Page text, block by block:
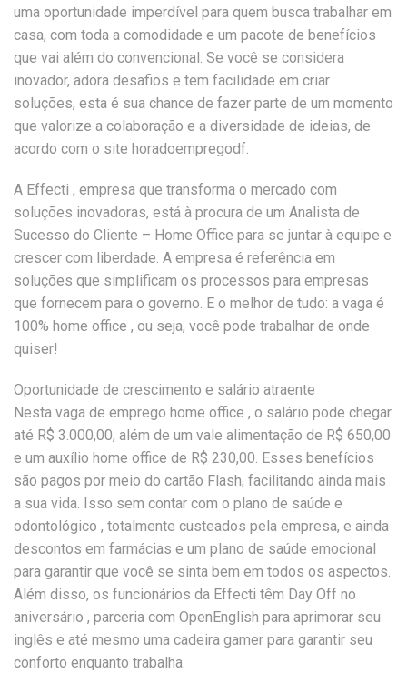
uma oportunidade imperdível para quem busca trabalhar em
casa, com toda a comodidade e um pacote de benefícios
que vai além do convencional. Se você se considera
inovador, adora desafios e tem facilidade em criar
soluções, esta é sua chance de fazer parte de um momento
que valorize a colaboração e a diversidade de ideias, de
acordo com o site horadoempregodf.
A Effecti , empresa que transforma o mercado com
soluções inovadoras, está à procura de um Analista de
Sucesso do Cliente – Home Office para se juntar à equipe e
crescer com liberdade. A empresa é referência em
soluções que simplificam os processos para empresas
que fornecem para o governo. E o melhor de tudo: a vaga é
100% home office , ou seja, você pode trabalhar de onde
quiser!
Oportunidade de crescimento e salário atraente
Nesta vaga de emprego home office , o salário pode chegar
até R$ 3.000,00, além de um vale alimentação de R$ 650,00
e um auxílio home office de R$ 230,00. Esses benefícios
são pagos por meio do cartão Flash, facilitando ainda mais
a sua vida. Isso sem contar com o plano de saúde e
odontológico , totalmente custeados pela empresa, e ainda
descontos em farmácias e um plano de saúde emocional
para garantir que você se sinta bem em todos os aspectos.
Além disso, os funcionários da Effecti têm Day Off no
aniversário , parceria com OpenEnglish para aprimorar seu
inglês e até mesmo uma cadeira gamer para garantir seu
conforto enquanto trabalha.